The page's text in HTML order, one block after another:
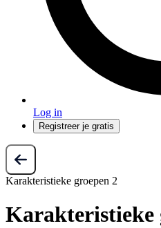
Log in
Registreer je gratis
Karakteristieke groepen 2
Karakteristieke